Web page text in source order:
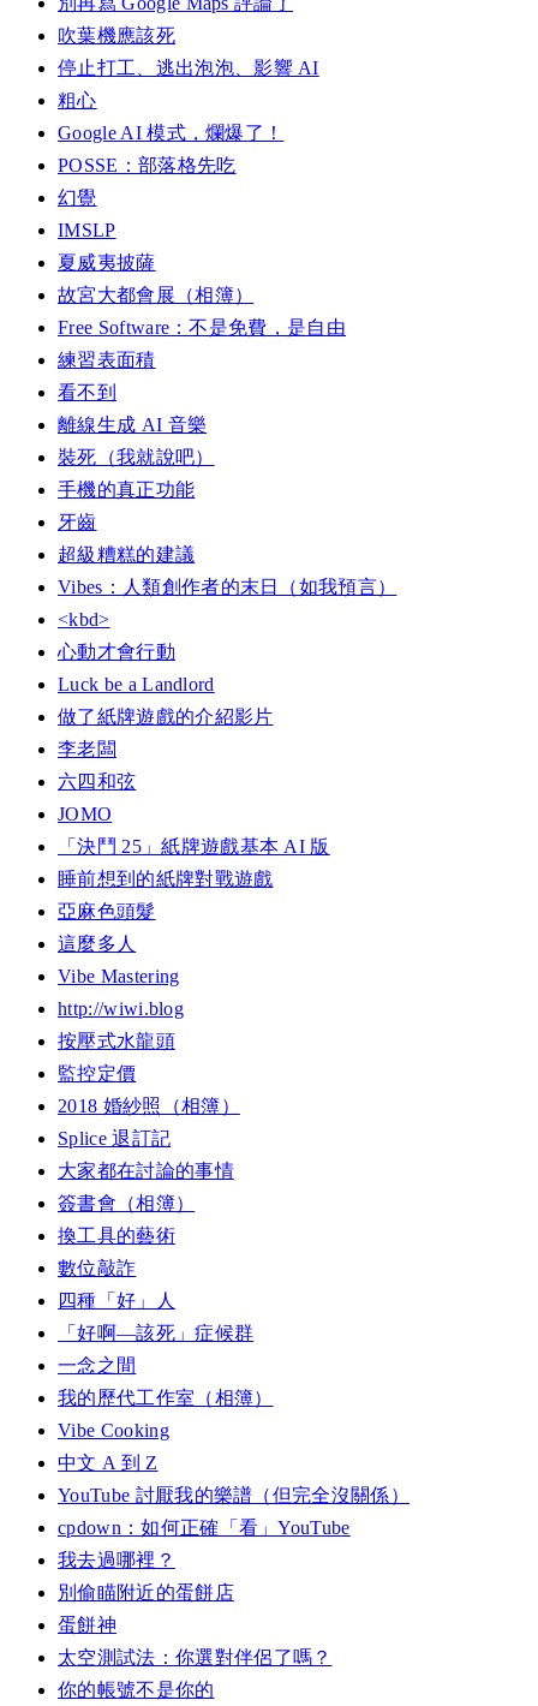
吹葉機應該死
停止打工、逃出泡泡、影響 AI
粗心
Google AI 模式，爛爆了！
POSSE：部落格先吃
幻覺
IMSLP
夏威夷披薩
故宮大都會展（相簿）
Free Software：不是免費，是自由
練習表面積
看不到
離線生成 AI 音樂
裝死（我就說吧）
手機的真正功能
牙齒
超級糟糕的建議
Vibes：人類創作者的末日（如我預言）
<kbd>
心動才會行動
Luck be a Landlord
做了紙牌遊戲的介紹影片
李老闆
六四和弦
JOMO
「決鬥 25」紙牌遊戲基本 AI 版
睡前想到的紙牌對戰遊戲
亞麻色頭髮
這麼多人
Vibe Mastering
http://wiwi.blog
按壓式水龍頭
監控定價
2018 婚紗照（相簿）
Splice 退訂記
大家都在討論的事情
簽書會（相簿）
換工具的藝術
數位敲詐
四種「好」人
「好啊—該死」症候群
一念之間
我的歷代工作室（相簿）
Vibe Cooking
中文 A 到 Z
YouTube 討厭我的樂譜（但完全沒關係）
cpdown：如何正確「看」YouTube
我去過哪裡？
別偷瞄附近的蛋餅店
蛋餅神
太空測試法：你選對伴侶了嗎？
你的帳號不是你的